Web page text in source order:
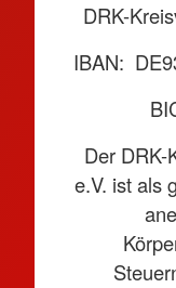
DRK-
IBAN:
Der DRK-
e.V. ist als